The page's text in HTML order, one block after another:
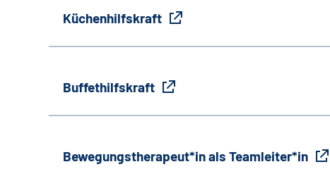
Küchenhilfskraft
Buffethilfskraft
Bewegungstherapeut*in als Teamleiter*in